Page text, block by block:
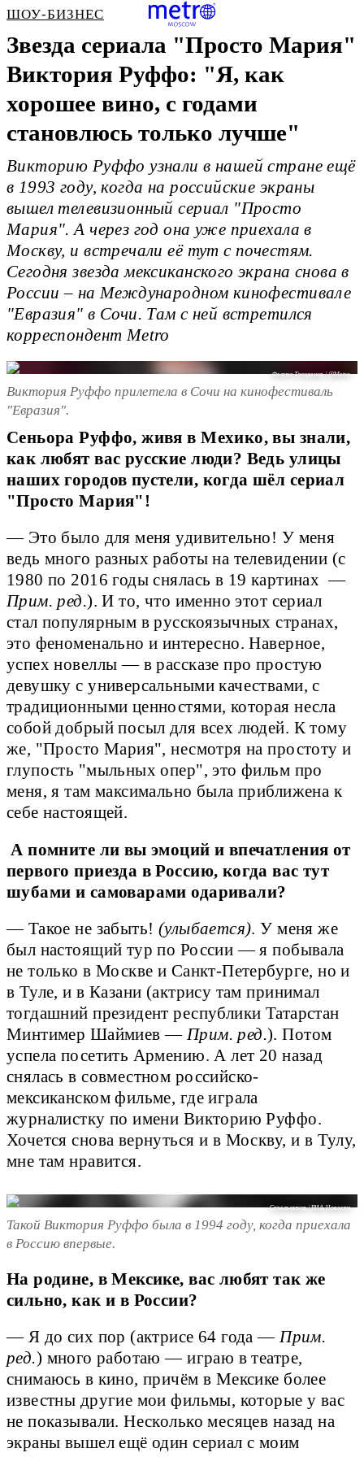
ШОУ-БИЗНЕС
Звезда сериала "Просто Мария"
Виктория Руффо: "Я, как
хорошее вино, с годами
становлюсь только лучше"
Викторию Руффо узнали в нашей стране ещё
в 1993 году, когда на российские экраны
вышел телевизионный сериал "Просто
Мария". А через год она уже приехала в
Москву, и встречали её тут с почестям.
Сегодня звезда мексиканского экрана снова в
России – на Международном кинофестивале
"Евразия" в Сочи. Там с ней встретился
корреспондент Metro
Феликс Грозданов / @Metro
Виктория Руффо прилетела в Сочи на кинофестиваль
"Евразия".
Сеньора Руффо, живя в Мехико, вы знали,
как любят вас русские люди? Ведь улицы
наших городов пустели, когда шёл сериал
"Просто Мария"!
— Это было для меня удивительно! У меня
ведь много разных работы на телевидении (с
1980 по 2016 годы снялась в 19 картинах —
Прим. ред.). И то, что именно этот сериал
стал популярным в русскоязычных странах,
это феноменально и интересно. Наверное,
успех новеллы — в рассказе про простую
девушку с универсальными качествами, с
традиционными ценностями, которая несла
собой добрый посыл для всех людей. К тому
же, "Просто Мария", несмотря на простоту и
глупость "мыльных опер", это фильм про
меня, я там максимально была приближена к
себе настоящей.
А помните ли вы эмоций и впечатления от
первого приезда в Россию, когда вас тут
шубами и самоварами одаривали?
— Такое не забыть! (улыбается). У меня же
был настоящий тур по России — я побывала
не только в Москве и Санкт-Петербурге, но и
в Туле, и в Казани (актрису там принимал
тогдашний президент республики Татарстан
Минтимер Шаймиев — Прим. ред.). Потом
успела посетить Армению. А лет 20 назад
снялась в совместном российско-
мексиканском фильме, где играла
журналистку по имени Викторию Руффо.
Хочется снова вернуться и в Москву, и в Тулу,
мне там нравится.
Стрельников / РИА Новости
Такой Виктория Руффо была в 1994 году, когда приехала
в Россию впервые.
На родине, в Мексике, вас любят так же
сильно, как и в России?
— Я до сих пор (актрисе 64 года — Прим.
ред.) много работаю — играю в театре,
снимаюсь в кино, причём в Мексике более
известны другие мои фильмы, которые у вас
не показывали. Несколько месяцев назад на
экраны вышел ещё один сериал с моим